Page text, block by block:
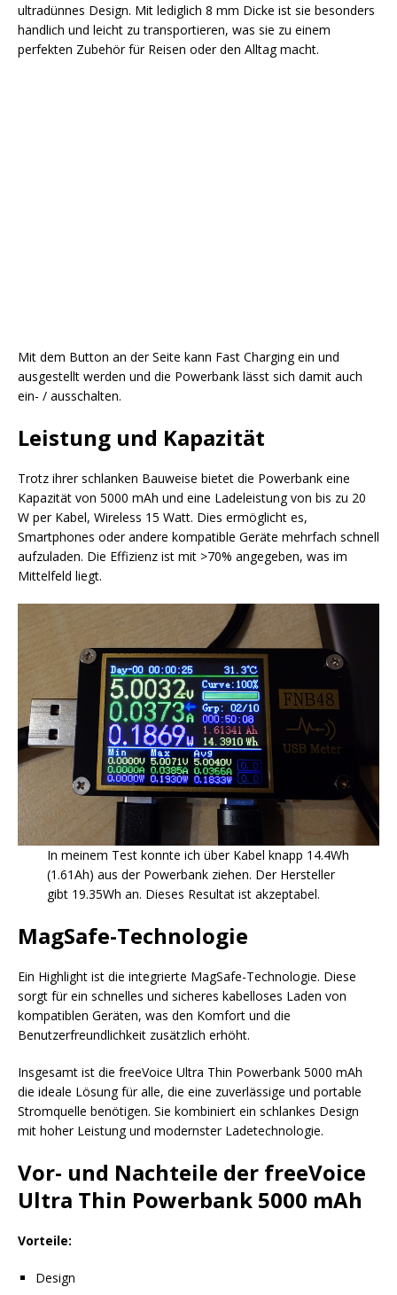
ultradünnes Design. Mit lediglich 8 mm Dicke ist sie besonders
handlich und leicht zu transportieren, was sie zu einem
perfekten Zubehör für Reisen oder den Alltag macht.
Mit dem Button an der Seite kann Fast Charging ein und
ausgestellt werden und die Powerbank lässt sich damit auch
ein- / ausschalten.
Leistung und Kapazität
Trotz ihrer schlanken Bauweise bietet die Powerbank eine
Kapazität von 5000 mAh und eine Ladeleistung von bis zu 20
W per Kabel, Wireless 15 Watt. Dies ermöglicht es,
Smartphones oder andere kompatible Geräte mehrfach schnell
aufzuladen. Die Effizienz ist mit >70% angegeben, was im
Mittelfeld liegt.
In meinem Test konnte ich über Kabel knapp 14.4Wh
(1.61Ah) aus der Powerbank ziehen. Der Hersteller
gibt 19.35Wh an. Dieses Resultat ist akzeptabel.
MagSafe-Technologie
Ein Highlight ist die integrierte MagSafe-Technologie. Diese
sorgt für ein schnelles und sicheres kabelloses Laden von
kompatiblen Geräten, was den Komfort und die
Benutzerfreundlichkeit zusätzlich erhöht.
Insgesamt ist die freeVoice Ultra Thin Powerbank 5000 mAh
die ideale Lösung für alle, die eine zuverlässige und portable
Stromquelle benötigen. Sie kombiniert ein schlankes Design
mit hoher Leistung und modernster Ladetechnologie.
Vor- und Nachteile der freeVoice
Ultra Thin Powerbank 5000 mAh
Vorteile:
Design